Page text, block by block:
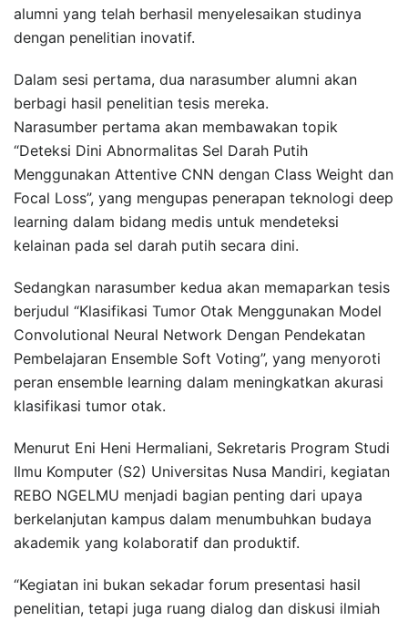
alumni yang telah berhasil menyelesaikan studinya
dengan penelitian inovatif.
Dalam sesi pertama, dua narasumber alumni akan
berbagi hasil penelitian tesis mereka.
Narasumber pertama akan membawakan topik
“Deteksi Dini Abnormalitas Sel Darah Putih
Menggunakan Attentive CNN dengan Class Weight dan
Focal Loss”, yang mengupas penerapan teknologi deep
learning dalam bidang medis untuk mendeteksi
kelainan pada sel darah putih secara dini.
Sedangkan narasumber kedua akan memaparkan tesis
berjudul “Klasifikasi Tumor Otak Menggunakan Model
Convolutional Neural Network Dengan Pendekatan
Pembelajaran Ensemble Soft Voting”, yang menyoroti
peran ensemble learning dalam meningkatkan akurasi
klasifikasi tumor otak.
Menurut Eni Heni Hermaliani, Sekretaris Program Studi
Ilmu Komputer (S2) Universitas Nusa Mandiri, kegiatan
REBO NGELMU menjadi bagian penting dari upaya
berkelanjutan kampus dalam menumbuhkan budaya
akademik yang kolaboratif dan produktif.
“Kegiatan ini bukan sekadar forum presentasi hasil
penelitian, tetapi juga ruang dialog dan diskusi ilmiah